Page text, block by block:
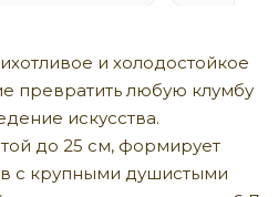
и холодостойкое
превратить любую клумбу
искусства.
до 25 см, формирует
с крупными душистыми